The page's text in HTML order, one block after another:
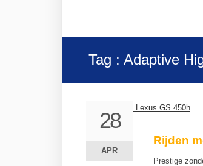
Tag : Adaptive
Rijden
Prestige
28
APR
28
APR